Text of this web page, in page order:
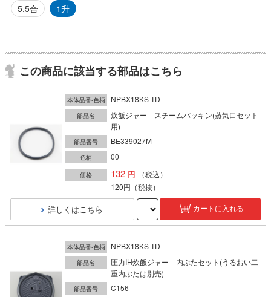
5.5合
1升
この商品に該当する部品はこちら
本体品番-色柄 NPBX18KS-TD
部品名
炊飯ジャー スチームパッキン(蒸気口セット
用)
部品番号 BE339027M
色柄 00
価格 132
（税込）
120円 （税抜）
詳しくはこちら カートに入れる
本体品番-色柄 NPBX18KS-TD
部品名
圧力IH炊飯ジャー 内ぶたセット(うるおい二
重内ぶたは別売)
部品番号 C156